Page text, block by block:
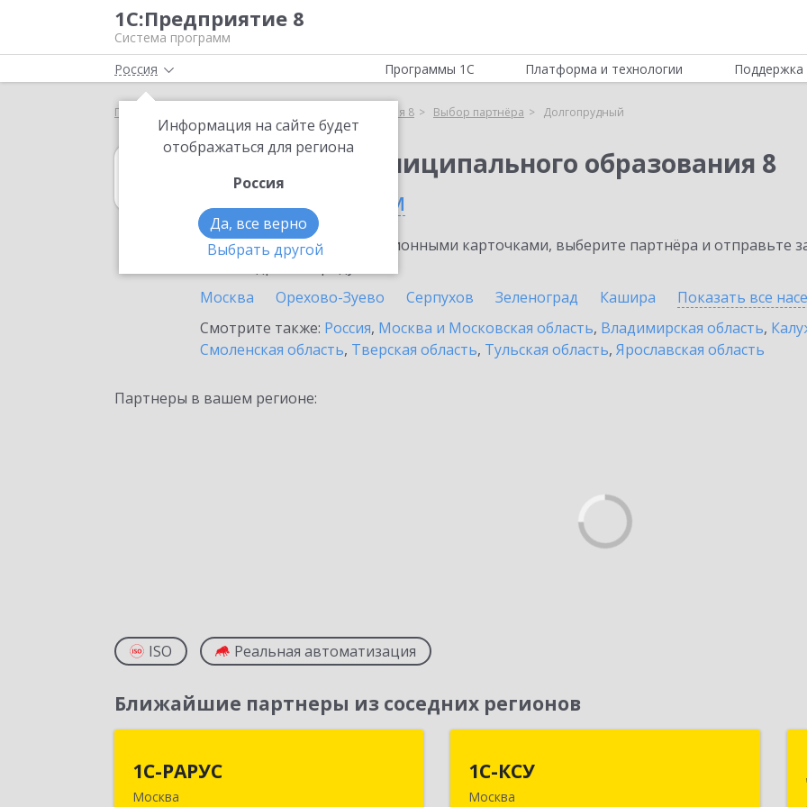
1С:Предприятие 8
Система программ
Россия
Информация на сайте будет
отображаться для региона
Россия
Да, все верно
Выбрать другой
Программы 1С Платформа и технологии Поддержка
Главная 1С:Бюджет муниципального образования 8 Выбор партнёра Долгопрудный
1С:Бюджет муниципального образования 8
в Долгопрудном
Ознакомьтесь с информационными карточками, выберите партнёра и отправьте
Москва
Орехово-Зуево Серпухов Зеленоград Кашира Показать все
Смотрите также: Россия, Москва и Московская область, Владимирская область,
Смоленская область, Тверская область, Тульская область, Ярославская область
Партнеры в вашем регионе:
ISO Реальная автоматизация
Ближайшие партнеры из соседних регионов
1С-РАРУС
Москва127434, Москва г, Дмитровское ш,
1С-КСУ
Москва